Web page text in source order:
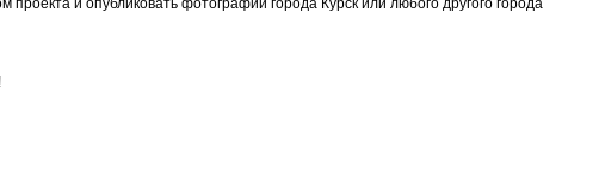
проекта и опубликовать фотографии города Курск или любого другого города